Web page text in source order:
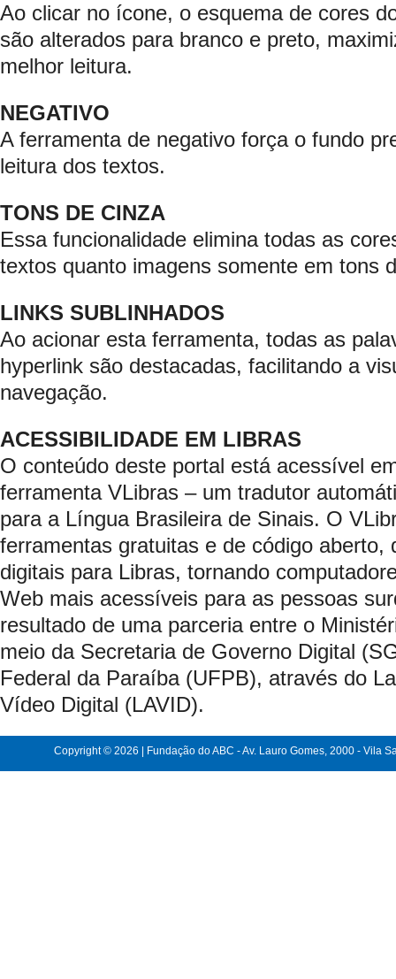
Ao clicar no ícone, o esquema de cores
são alterados para branco e preto,
melhor leitura.
NEGATIVO
A ferramenta de negativo força o fundo
leitura dos textos.
TONS DE CINZA
Essa funcionalidade elimina todas as
textos quanto imagens somente em tons
LINKS SUBLINHADOS
Ao acionar esta ferramenta, todas as
hyperlink são destacadas, facilitando a
navegação.
ACESSIBILIDADE EM LIBRAS
O conteúdo deste portal está acessível
ferramenta VLibras – um tradutor
para a Língua Brasileira de Sinais. O
ferramentas gratuitas e de código aberto,
digitais para Libras, tornando
Web mais acessíveis para as pessoas
resultado de uma parceria entre o
meio da Secretaria de Governo Digital
Federal da Paraíba (UFPB), através do
Vídeo Digital (LAVID).
Copyright © 2026 | Fundação do ABC - Av. Lauro Gomes, 2000 - Vila